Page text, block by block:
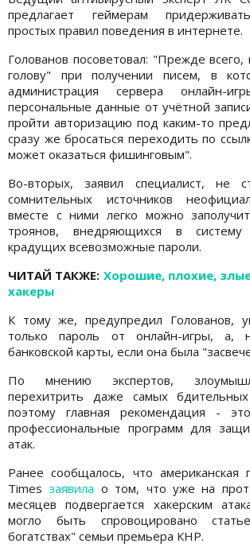
предлагает геймерам
простых правил поведения в интернете.
Голованов посоветовал: "Прежде
голову" при получении писем, в
администрация сервера онлайн-
персональные данные от учётной
пройти авторизацию под каким-то
сразу же бросаться переходить по
может оказаться фишинговым".
Во-вторых, заявил специалист, не
сомнительных источников
вместе с ними легко можно
троянов, внедряющихся в
крадущих всевозможные пароли.
ЧИТАЙ ТАКЖЕ: Хорошие, плохие,
хакеры
К тому же, предупредил Голованов,
только пароль от онлайн-игры, а,
банковской карты, если она была
По мнению экспертов,
перехитрить даже самых бдительных
поэтому главная рекомендация -
профессиональные программ для
атак.
Ранее сообщалось, что американская
Timesзаявила о том, что уже на
месяцев подвергается хакерским
могло быть спровоцировано
богатствах" семьи премьера КНР.